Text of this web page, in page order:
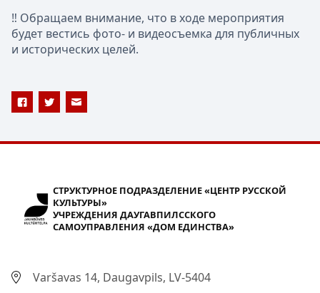
‼ Обращаем внимание, что в ходе мероприятия
будет вестись фото- и видеосъемка для публичных
и исторических целей.
СТРУКТУРНОЕ ПОДРАЗДЕЛЕНИЕ «ЦЕНТР РУССКОЙ
КУЛЬТУРЫ»
УЧРЕЖДЕНИЯ ДАУГАВПИЛССКОГО
САМОУПРАВЛЕНИЯ «ДОМ ЕДИНСТВА»
Varšavas 14, Daugavpils, LV-5404